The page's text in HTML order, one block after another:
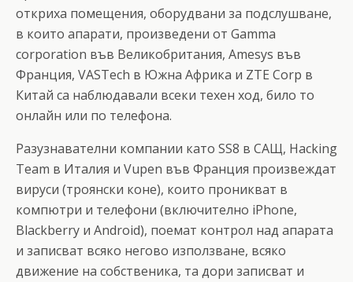
откриха помещения, оборудвани за подслушване,
в които апарати, произведени от Gamma
corporation във Великобритания, Amesys във
Франция, VASTech в Южна Африка и ZTE Corp в
Китай са наблюдавали всеки техен ход, било то
онлайн или по телефона.
Разузнавателни компании като SS8 в САЩ, Hacking
Team в Италия и Vupen във Франция произвеждат
вируси (троянски коне), които проникват в
компютри и телефони (включително iPhone,
Blackberry и Android), поемат контрол над апарата
и записват всяко негово използване, всяко
движение на собственика, та дори записват и